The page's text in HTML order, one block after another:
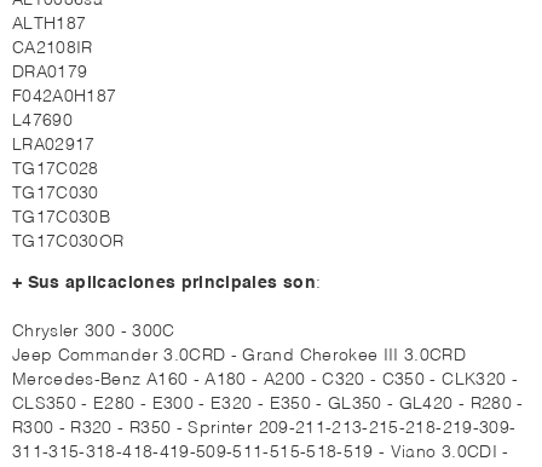
ALTH187
CA2108IR
DRA0179
F042A0H187
L47690
LRA02917
TG17C028
TG17C030
TG17C030B
TG17C030OR
+ Sus aplicaciones principales son:
Chrysler 300 - 300C
Jeep Commander 3.0CRD - Grand Cherokee III 3.0CRD
Mercedes-Benz A160 - A180 - A200 - C320 - C350 - CLK320 -
CLS350 - E280 - E300 - E320 - E350 - GL350 - GL420 - R280 -
R300 - R320 - R350 - Sprinter 209-211-213-215-218-219-309-
311-315-318-418-419-509-511-515-518-519 - Viano 3.0CDI -